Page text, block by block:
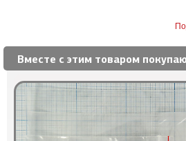
Вместе с этим товаром